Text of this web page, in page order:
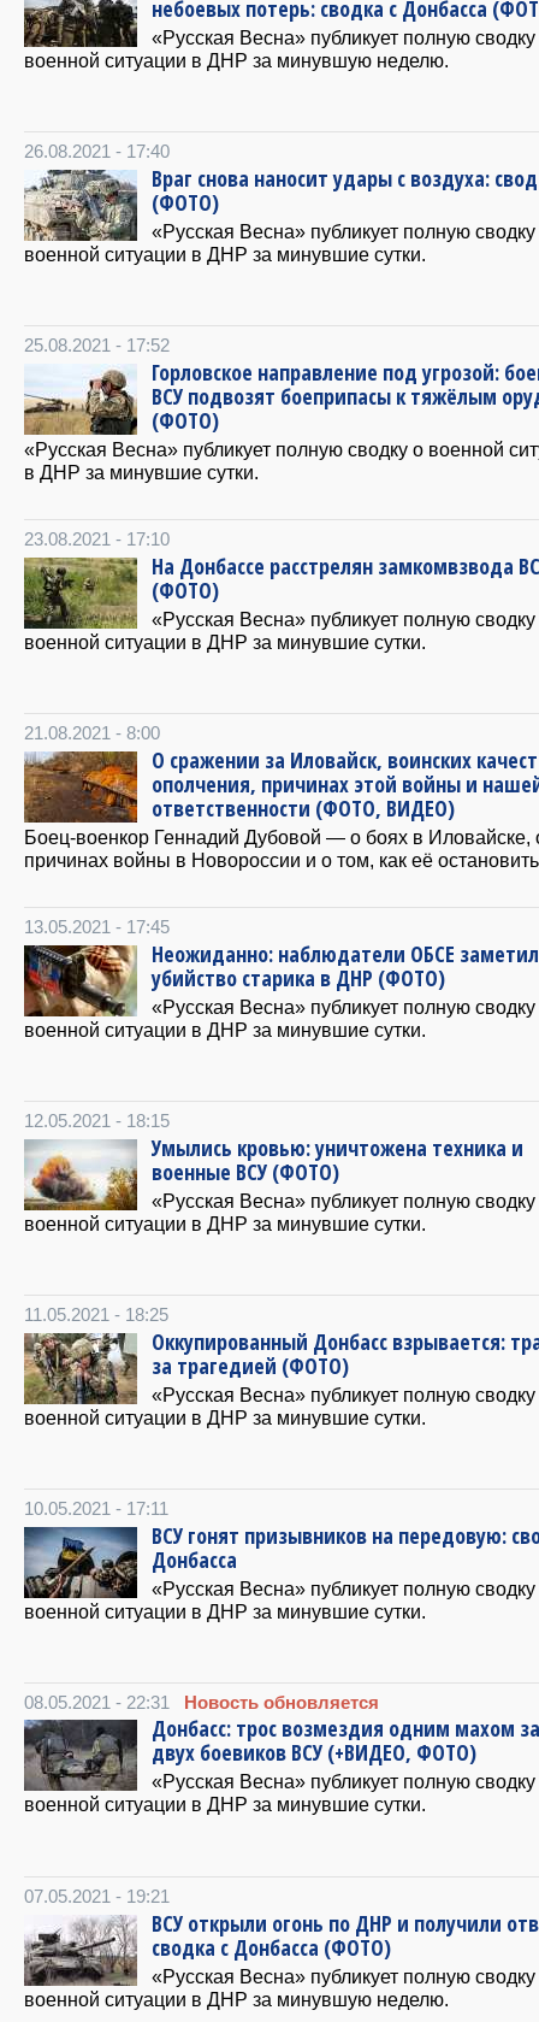
небоевых потерь: сводка с Донбасса
«Русская Весна» публикует полную сводку
военной ситуации в ДНР за минувшую неделю.
26.08.2021 - 17:40
Враг снова наносит удары с воздуха:
(ФОТО)
«Русская Весна» публикует полную сводку
военной ситуации в ДНР за минувшие сутки.
25.08.2021 - 17:52
Горловское направление под угрозой:
ВСУ подвозят боеприпасы к тяжёлым
(ФОТО)
«Русская Весна» публикует полную сводку о военной
в ДНР за минувшие сутки.
23.08.2021 - 17:10
На Донбассе расстрелян замкомвзвода
(ФОТО)
«Русская Весна» публикует полную сводку
военной ситуации в ДНР за минувшие сутки.
21.08.2021 - 8:00
О сражении за Иловайск, воинских
ополчения, причинах этой войны и
ответственности (ФОТО, ВИДЕО)
Боец-военкор Геннадий Дубовой — о боях в Иловайске,
причинах войны в Новороссии и о том, как её
13.05.2021 - 17:45
Неожиданно: наблюдатели ОБСЕ
убийство старика в ДНР (ФОТО)
«Русская Весна» публикует полную сводку
военной ситуации в ДНР за минувшие сутки.
12.05.2021 - 18:15
Умылись кровью: уничтожена техника и
военные ВСУ (ФОТО)
«Русская Весна» публикует полную сводку
военной ситуации в ДНР за минувшие сутки.
11.05.2021 - 18:25
Оккупированный Донбасс взрывается:
за трагедией (ФОТО)
«Русская Весна» публикует полную сводку
военной ситуации в ДНР за минувшие сутки.
10.05.2021 - 17:11
ВСУ гонят призывников на передовую:
Донбасса
«Русская Весна» публикует полную сводку
военной ситуации в ДНР за минувшие сутки.
08.05.2021 - 22:31 Новость обновляется
Донбасс: трос возмездия одним махом
двух боевиков ВСУ (+ВИДЕО, ФОТО)
«Русская Весна» публикует полную сводку
военной ситуации в ДНР за минувшие сутки.
07.05.2021 - 19:21
ВСУ открыли огонь по ДНР и получили
сводка с Донбасса (ФОТО)
«Русская Весна» публикует полную сводку
военной ситуации в ДНР за минувшую неделю.